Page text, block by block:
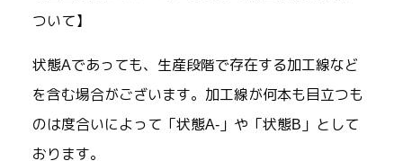
ついて】
状態Aであっても、生産段階で存在する加工線など
を含む場合がございます。加工線が何本も目立つも
のは度合いによって「状態A-」や「状態B」として
おります。